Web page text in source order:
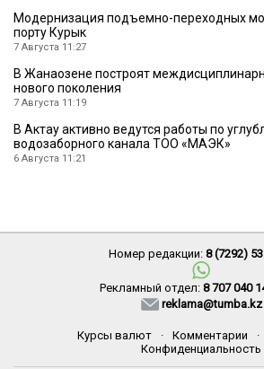
Модернизация подъемно-переходных
порту Курык
7 Августа 11:27
В Жанаозене построят
нового поколения
7 Августа 11:19
В Актау активно ведутся работы по
водозаборного канала ТОО «МАЭК»
6 Августа 11:21
Номер редакции: 8 (7292)
Рекламный отдел: 8 707 040
reklama@tumba.kz
Курсы валют · Комментарии ·
Конфиденциальность